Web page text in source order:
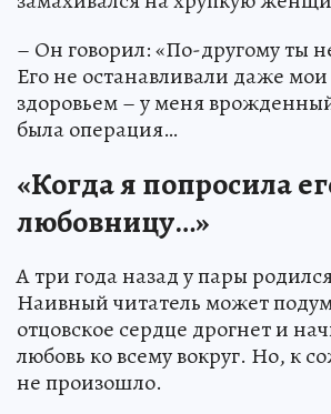
– Он говорил: «По-другому ты
Его не останавливали даже
здоровьем – у меня
была операция…
«Когда я попросила
любовницу…»
А три года назад у пары
Наивный читатель может
отцовское сердце дрогнет и
любовь ко всему вокруг. Но, к
не произошло.